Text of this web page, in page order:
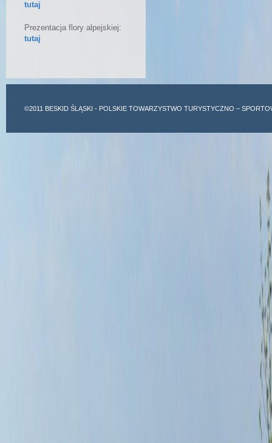
tutaj
Prezentacja flory alpejskiej:
tutaj
©2011 BESKID ŚLĄSKI - POLSKIE TOWARZYSTWO TURYSTYCZNO –